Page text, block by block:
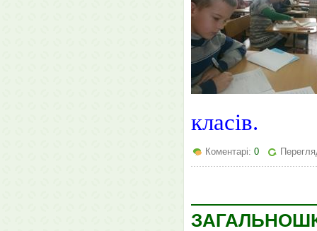
класів.
Коментарі: 0